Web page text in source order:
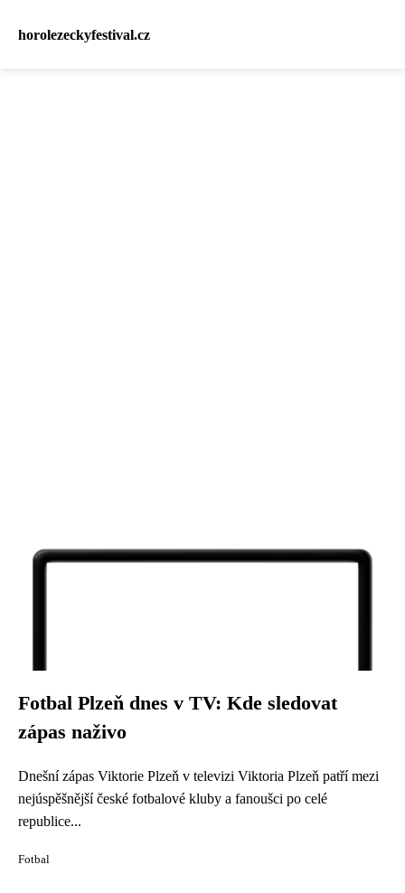
horolezeckyfestival.cz
Fotbal Plzeň dnes v TV: Kde sledovat
zápas naživo
Dnešní zápas Viktorie Plzeň v televizi Viktoria Plzeň patří mezi
nejúspěšnější české fotbalové kluby a fanoušci po celé
republice...
Fotbal